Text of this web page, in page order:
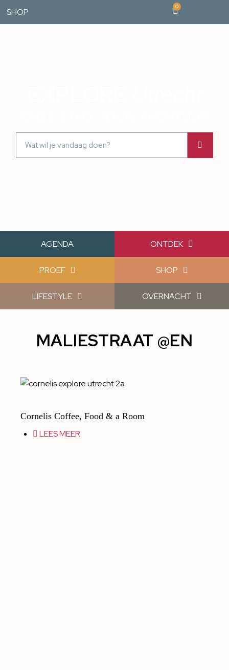
SHOP
0
AGENDA ONTDEK
PROEF SHOP
LIFESTYLE OVERNACHT
MALIESTRAAT @EN
Cornelis Coffee, Food & a Room
LEES MEER